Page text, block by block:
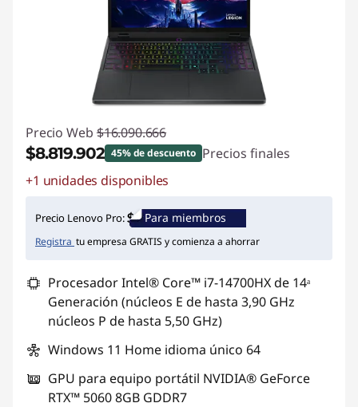
Precio Web $16.090.666
$8.819.902 45% de descuento Precios finales
Ahorros instantáneos :
+1 unidades disponibles
Precio Lenovo Pro: Para miembros
Registra tu empresa GRATIS y comienza a ahorrar
Procesador Intel® Core™ i7-14700HX de 14ᵃ
Generación (núcleos E de hasta 3,90 GHz
núcleos P de hasta 5,50 GHz)
Windows 11 Home idioma único 64
GPU para equipo portátil NVIDIA® GeForce
RTX™ 5060 8GB GDDR7